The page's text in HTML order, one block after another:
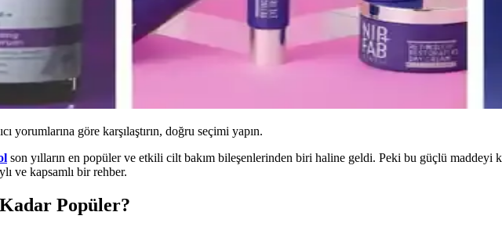
yorumlarına göre karşılaştırın, doğru seçimi yapın.
son yılların en popüler ve etkili cilt bakım bileşenlerinden biri haline geldi. Peki bu güçlü maddeyi
ve kapsamlı bir rehber.
Popüler?